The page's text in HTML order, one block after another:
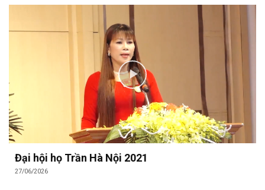
Đại hội họ Trần Hà Nội 2021
27/06/2026